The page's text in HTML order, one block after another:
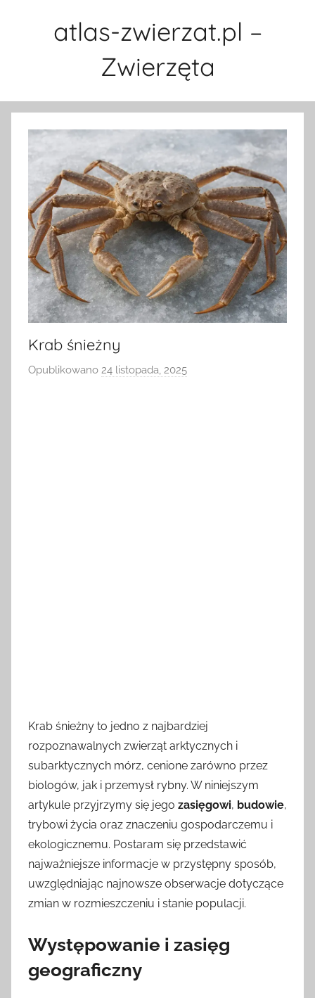
atlas-zwierzat.pl –
Zwierzęta
Krab śnieżny
Opublikowano 24 listopada, 2025
Krab śnieżny to jedno z najbardziej
rozpoznawalnych zwierząt arktycznych i
subarktycznych mórz, cenione zarówno przez
biologów, jak i przemysł rybny. W niniejszym
artykule przyjrzymy się jego zasięgowi, budowie,
trybowi życia oraz znaczeniu gospodarczemu i
ekologicznemu. Postaram się przedstawić
najważniejsze informacje w przystępny sposób,
uwzględniając najnowsze obserwacje dotyczące
zmian w rozmieszczeniu i stanie populacji.
Występowanie i zasięg
geograficzny